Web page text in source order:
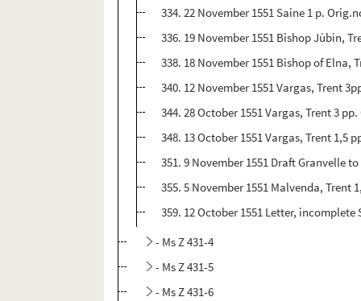
334. 22 November 1551 Saine 1 p.
336. 19 November 1551 Bishop Jùbin,
338. 18 November 1551 Bishop of Elna,
340. 12 November 1551 Vargas, Trent
344. 28 October 1551 Vargas, Trent 3
348. 13 October 1551 Vargas, Trent 1,5
351. 9 November 1551 Draft Granvelle
355. 5 November 1551 Malvenda, Trent
359. 12 October 1551 Letter,
- Ms Z 431-4
- Ms Z 431-5
- Ms Z 431-6